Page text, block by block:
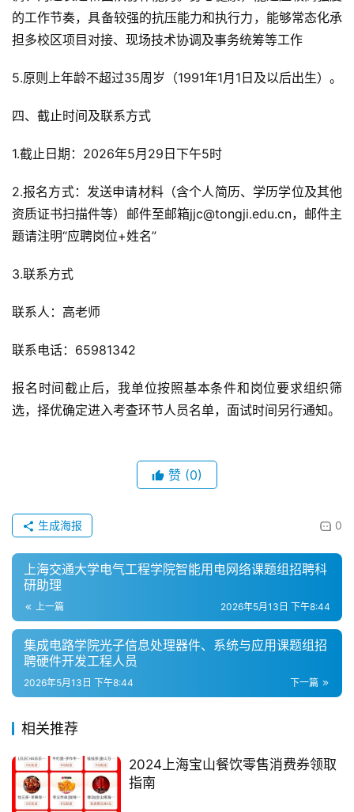
的工作节奏，具备较强的抗压能力和执行力，能够常态化承
担多校区项目对接、现场技术协调及事务统筹等工作
5.原则上年龄不超过35周岁（1991年1月1日及以后出生）。
四、截止时间及联系方式
1.截止日期：2026年5月29日下午5时
2.报名方式：发送申请材料（含个人简历、学历学位及其他
资质证书扫描件等）邮件至邮箱jjc@tongji.edu.cn，邮件主
题请注明“应聘岗位+姓名”
3.联系方式
联系人：高老师
联系电话：65981342
报名时间截止后，我单位按照基本条件和岗位要求组织筛
选，择优确定进入考查环节人员名单，面试时间另行通知。
赞 (0)
0
生成海报
上海交通大学电气工程学院智能用电网络课题组招聘科
研助理
上一篇 2026年5月13日 下午8:44
集成电路学院光子信息处理器件、系统与应用课题组招
聘硬件开发工程人员
下一篇
2026年5月13日 下午8:44
相关推荐
2024上海宝山餐饮零售消费券领取
指南